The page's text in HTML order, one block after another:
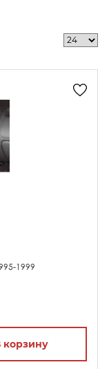
1999
корзину